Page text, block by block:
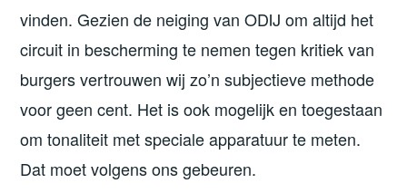
vinden. Gezien de neiging van ODIJ om altijd het
circuit in bescherming te nemen tegen kritiek van
burgers vertrouwen wij zo’n subjectieve methode
voor geen cent. Het is ook mogelijk en toegestaan
om tonaliteit met speciale apparatuur te meten.
Dat moet volgens ons gebeuren.